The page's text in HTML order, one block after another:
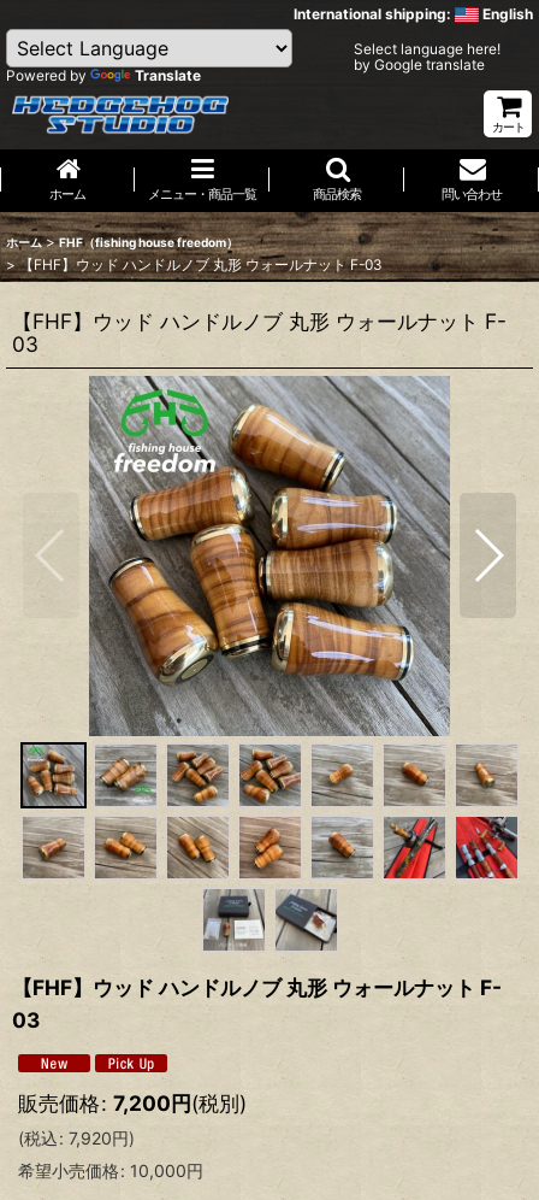
International shipping: English
Powered by Translate
Select language here!
by Google translate
カート
ホーム メニュー・商品一覧 商品検索 問い合わせ
ホーム > FHF（fishing house freedom）
> 【FHF】ウッド ハンドルノブ 丸形 ウォールナット F-03
【FHF】ウッド ハンドルノブ 丸形 ウォールナット F-
03
【FHF】ウッド ハンドルノブ 丸形 ウォールナット F-
03
販売価格: 7,200円(税別)
(税込: 7,920円)
希望小売価格: 10,000円